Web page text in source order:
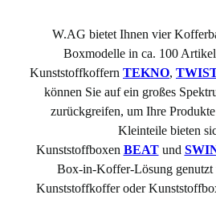
W.AG bietet Ihnen vier
Boxmodelle in ca. 100
Kunststoffkoffern TEKNO,
können Sie auf ein großes
zurückgreifen, um Ihre
Kleinteile bieten
Kunststoffboxen BEATund
Box-in-Koffer-Lösung genutzt
Kunststoffkoffer oder